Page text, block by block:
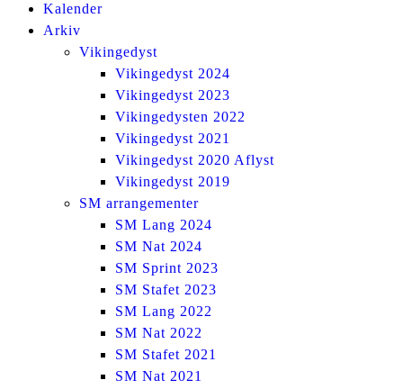
Kalender
Arkiv
Vikingedyst
Vikingedyst 2024
Vikingedyst 2023
Vikingedysten 2022
Vikingedyst 2021
Vikingedyst 2020 Aflyst
Vikingedyst 2019
SM arrangementer
SM Lang 2024
SM Nat 2024
SM Sprint 2023
SM Stafet 2023
SM Lang 2022
SM Nat 2022
SM Stafet 2021
SM Nat 2021